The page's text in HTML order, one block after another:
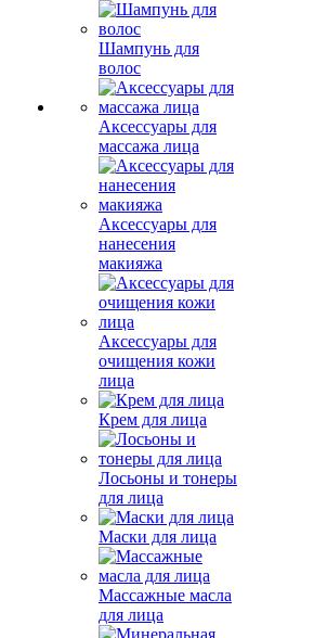
Шампунь для
волос
Аксессуары для
массажа лица
Аксессуары для
нанесения
макияжа
Аксессуары для
очищения кожи
лица
Крем для лица
Лосьоны и тонеры
для лица
Маски для лица
Массажные масла
для лица